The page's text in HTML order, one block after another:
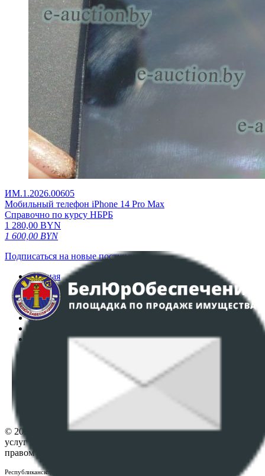
ИМ.1.2026.00605
Мобильный телефон iPhone 14 Pro Max
Справочно по курсу НБРБ
1 280,00 BYN
1 600,00 BYN
Подписаться на новые поступления
Главная
Аукционы
Интернет-магазин
Регламент организации и проведения торгов
Политика в отношении обработки персональных
ПОЛОЖЕНИЕ О ПОЛИТИКЕ ОБРАБОТКИ COOKIE-
Настройки cookie-файлов
© 2026 Республиканское унитарное предприятие по оказанию
услуг "БелЮрОбеспечение" - Все права защищены авторским
правом
Республиканское унитарное предприятие по оказанию услуг "БелЮрОбеспечение"